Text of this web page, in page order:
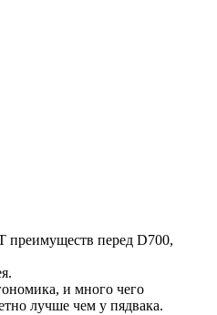
перед D700,
и много чего
лучше чем у пядвака.